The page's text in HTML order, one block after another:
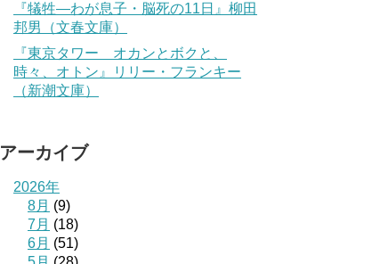
『犠牲―わが息子・脳死の11日』柳田
邦男（文春文庫）
『東京タワー オカンとボクと、
時々、オトン』リリー・フランキー
（新潮文庫）
アーカイブ
2026年
8月 (9)
7月 (18)
6月 (51)